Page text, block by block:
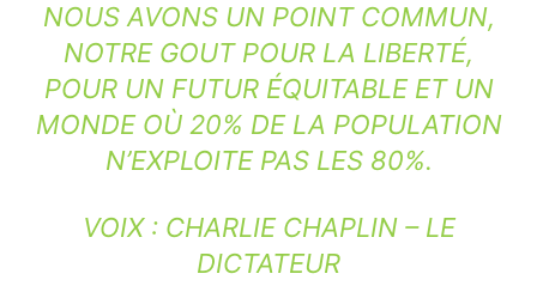
NOUS AVONS UN POINT COMMUN,
NOTRE GOUT POUR LA LIBERTÉ,
POUR UN FUTUR ÉQUITABLE ET UN
MONDE OÙ 20% DE LA POPULATION
N’EXPLOITE PAS LES 80%.
VOIX : CHARLIE CHAPLIN – LE
DICTATEUR